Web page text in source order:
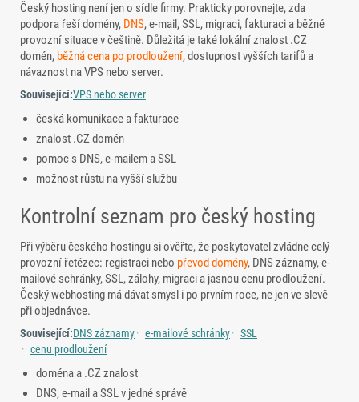
Český hosting není jen o sídle firmy. Prakticky porovnejte, zda
podpora řeší domény, DNS, e-mail, SSL, migraci, fakturaci a běžné
provozní situace v češtině. Důležitá je také lokální znalost .CZ
domén, běžná cena po prodloužení, dostupnost vyšších tarifů a
návaznost na VPS nebo server.
Související:VPS nebo server
česká komunikace a fakturace
znalost .CZ domén
pomoc s DNS, e-mailem a SSL
možnost růstu na vyšší službu
Kontrolní seznam pro český hosting
Při výběru českého hostingu si ověřte, že poskytovatel zvládne celý
provozní řetězec: registraci nebo převod domény, DNS záznamy, e-
mailové schránky, SSL, zálohy, migraci a jasnou cenu prodloužení.
Český webhosting má dávat smysl i po prvním roce, ne jen ve slevě
při objednávce.
Související:DNS záznamy e-mailové schránky
SSL
cenu prodloužení
doména a .CZ znalost
DNS, e-mail a SSL v jedné správě